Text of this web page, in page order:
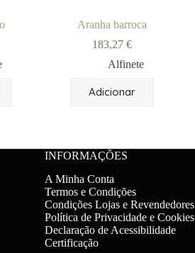
Aranha barroca
183,27 €
Alfinete
Adicionar
INFORMAÇÕES
A Minha Conta
Termos e Condições
Condições Lojas e Revendedores
Política de Privacidade e Cookies
Declaração de Acessibilidade
Certificação